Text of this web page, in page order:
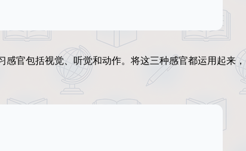
感官包括视觉、听觉和动作。将这三种感官都运用起来，